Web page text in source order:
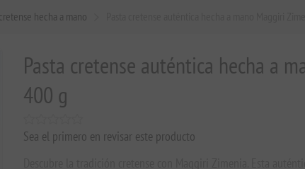
hecha a mano
Pasta cretense auténtica hecha a
400 g
Sea el primero en revisar este producto